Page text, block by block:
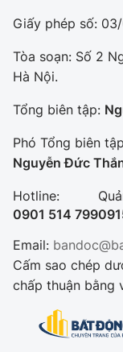
Giấy phép số:
Tòa soạn: Số 2
Hà Nội.
Tổng biên tập:
Phó Tổng biên
Nguyễn Đức
Hotline:
0901 514 799
Email:
Cấm sao chép
chấp thuận bằng